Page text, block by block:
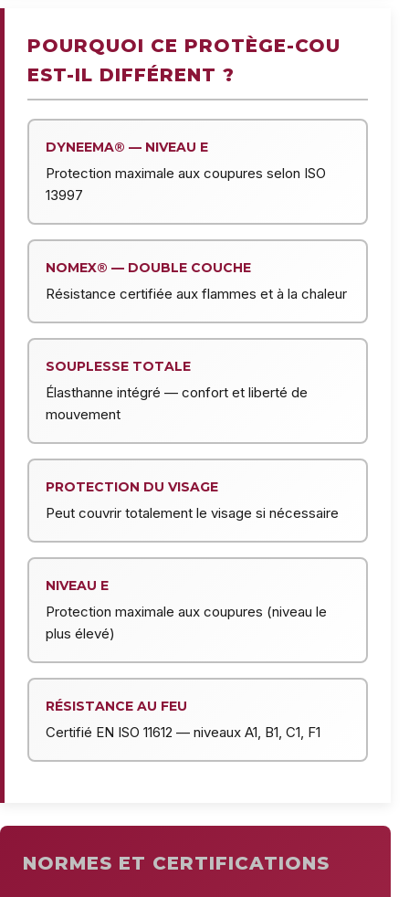
POURQUOI CE PROTÈGE-COU
EST-IL DIFFÉRENT ?
DYNEEMA® — NIVEAU E
Protection maximale aux coupures selon ISO
13997
NOMEX® — DOUBLE COUCHE
Résistance certifiée aux flammes et à la chaleur
SOUPLESSE TOTALE
Élasthanne intégré — confort et liberté de
mouvement
PROTECTION DU VISAGE
Peut couvrir totalement le visage si nécessaire
NIVEAU E
Protection maximale aux coupures (niveau le
plus élevé)
RÉSISTANCE AU FEU
Certifié EN ISO 11612 — niveaux A1, B1, C1, F1
NORMES ET CERTIFICATIONS